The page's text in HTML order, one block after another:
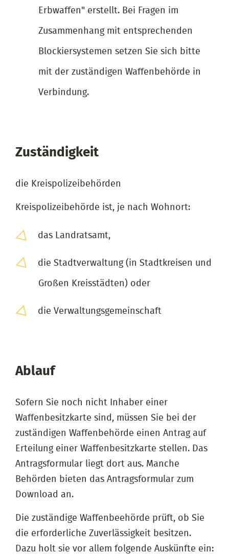
Erbwaffen" erstellt. Bei Fragen im
Zusammenhang mit entsprechenden
Blockiersystemen setzen Sie sich bitte
mit der zuständigen Waffenbehörde in
Verbindung.
Zuständigkeit
die Kreispolizeibehörden
Kreispolizeibehörde ist, je nach Wohnort:
das Landratsamt,
die Stadtverwaltung (in Stadtkreisen und
Großen Kreisstädten) oder
die Verwaltungsgemeinschaft
Ablauf
Sofern Sie noch nicht Inhaber einer
Waffenbesitzkarte sind, müssen Sie bei der
zuständigen Waffenbehörde einen Antrag auf
Erteilung einer Waffenbesitzkarte stellen. Das
Antragsformular liegt dort aus. Manche
Behörden bieten das Antragsformular zum
Download an.
Die zuständige Waffenbeehörde prüft, ob Sie
die erforderliche Zuverlässigkeit besitzen.
Dazu holt sie vor allem folgende Auskünfte ein: